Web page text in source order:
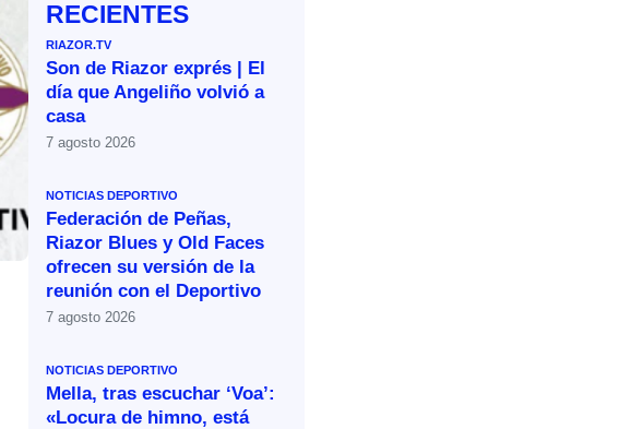
RECIENTES
RIAZOR.TV
Son de Riazor exprés | El
día que Angeliño volvió a
casa
7 agosto 2026
NOTICIAS DEPORTIVO
Federación de Peñas,
Riazor Blues y Old Faces
ofrecen su versión de la
reunión con el Deportivo
7 agosto 2026
NOTICIAS DEPORTIVO
Mella, tras escuchar ‘Voa’:
«Locura de himno, está